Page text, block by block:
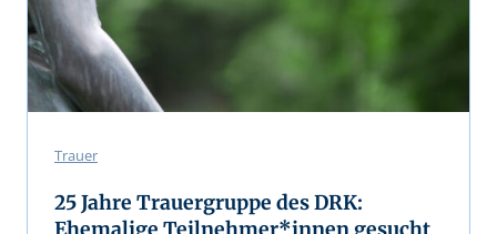
Trauer
25 Jahre Trauergruppe des DRK: